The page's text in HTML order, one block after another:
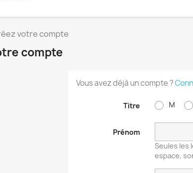
votre compte
compte
Vous avez déjà un compte ?
Titre M
Prénom
Seules les
espace,